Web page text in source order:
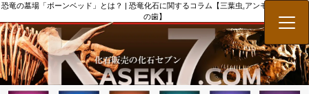
恐竜の墓場「ボーンベッド」とは？ | 恐竜化石に関するコラム【三葉虫,アンモナイト,サメ
の歯】
メ